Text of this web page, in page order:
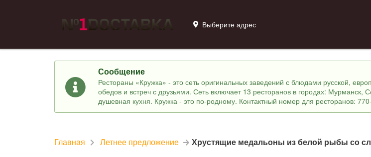
Выберите адрес
Сообщение
Рестораны «Кружка» - это сеть оригинальных заведений с блюдами русской,
обедов и встреч с друзьями. Сеть включает 13 ресторанов в городах:
душевная кухня. Кружка - это по-родному. Контактный номер для ресторанов:
Главная Летнее предложение Хрустящие медальоны из белой рыбы со